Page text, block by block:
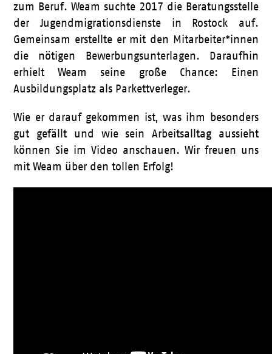
zum Beruf. Weam suchte 2017 die Beratungsstelle
der Jugendmigrationsdienste in Rostock auf.
Gemeinsam erstellte er mit den Mitarbeiter*innen
die nötigen Bewerbungsunterlagen. Daraufhin
erhielt Weam seine große Chance: Einen
Ausbildungsplatz als Parkettverleger.
Wie er darauf gekommen ist, was ihm besonders
gut gefällt und wie sein Arbeitsalltag aussieht
können Sie im Video anschauen. Wir freuen uns
mit Weam über den tollen Erfolg!